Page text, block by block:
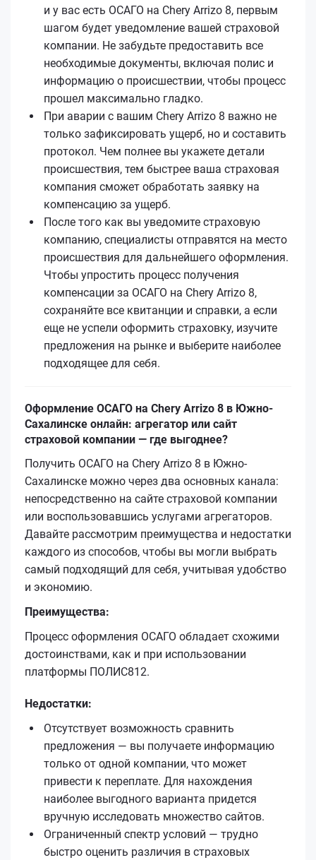
и у вас есть ОСАГО на Chery Arrizo 8, первым
шагом будет уведомление вашей страховой
компании. Не забудьте предоставить все
необходимые документы, включая полис и
информацию о происшествии, чтобы процесс
прошел максимально гладко.
При аварии с вашим Chery Arrizo 8 важно не
только зафиксировать ущерб, но и составить
протокол. Чем полнее вы укажете детали
происшествия, тем быстрее ваша страховая
компания сможет обработать заявку на
компенсацию за ущерб.
После того как вы уведомите страховую
компанию, специалисты отправятся на место
происшествия для дальнейшего оформления.
Чтобы упростить процесс получения
компенсации за ОСАГО на Chery Arrizo 8,
сохраняйте все квитанции и справки, а если
еще не успели оформить страховку, изучите
предложения на рынке и выберите наиболее
подходящее для себя.
Оформление ОСАГО на Chery Arrizo 8 в Южно-
Сахалинске онлайн: агрегатор или сайт
страховой компании — где выгоднее?
Получить ОСАГО на Chery Arrizo 8 в Южно-
Сахалинске можно через два основных канала:
непосредственно на сайте страховой компании
или воспользовавшись услугами агрегаторов.
Давайте рассмотрим преимущества и недостатки
каждого из способов, чтобы вы могли выбрать
самый подходящий для себя, учитывая удобство
и экономию.
Преимущества:
Процесс оформления ОСАГО обладает схожими
достоинствами, как и при использовании
платформы ПОЛИС812.
Недостатки:
Отсутствует возможность сравнить
предложения — вы получаете информацию
только от одной компании, что может
привести к переплате. Для нахождения
наиболее выгодного варианта придется
вручную исследовать множество сайтов.
Ограниченный спектр условий — трудно
быстро оценить различия в страховых